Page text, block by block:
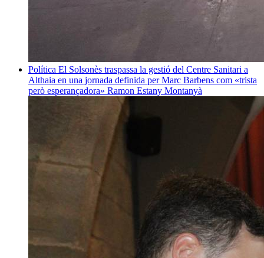
Política El Solsonès traspassa la gestió del Centre Sanitari a
Althaia en una jornada definida per Marc Barbens com «trista
però esperançadora» Ramon Estany Montanyà